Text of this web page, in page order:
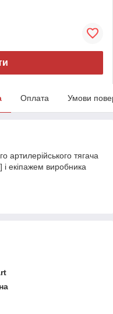
Оплата Умови
артилерійського тягача
екіпажем виробника